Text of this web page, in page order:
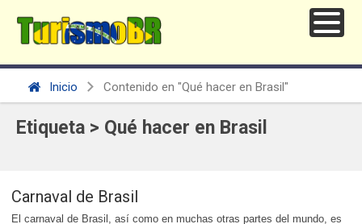
Inicio Contenido en "Qué hacer en Brasil"
Etiqueta > Qué hacer en Brasil
Carnaval de Brasil
El carnaval de Brasil, así como en muchas otras partes del mundo, es